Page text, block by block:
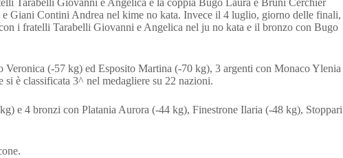
Tarabelli Giovanni e Angelica e la coppia Bugo Laura e Bruni Cerchier
Giani Contini Andrea nel kime no kata. Invece il 4 luglio, giorno delle finali,
i fratelli Tarabelli Giovanni e Angelica nel ju no kata e il bronzo con Bugo
(-57 kg) ed Esposito Martina (-70 kg), 3 argenti con Monaco Ylenia
è classificata 3^ nel medagliere su 22 nazioni.
e 4 bronzi con Platania Aurora (-44 kg), Finestrone Ilaria (-48 kg), Stoppari